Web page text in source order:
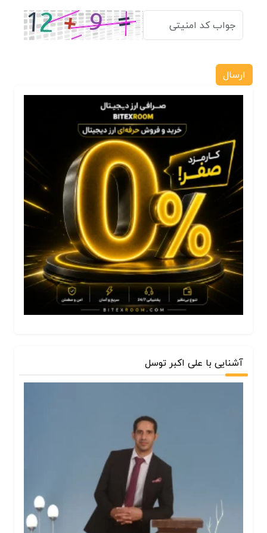
ارسال
آشنایی با علی اکبر توسل